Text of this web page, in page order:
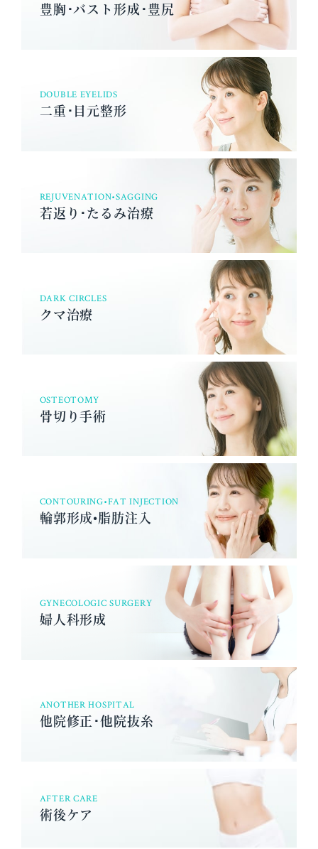
豊胸･バスト形成･豊尻
DOUBLE EYELIDS
二重･目元整形
REJUVENATION•SAGGING
若返り･たるみ治療
DARK CIRCLES
クマ治療
OSTEOTOMY
骨切り手術
CONTOURING•FAT INJECTION
輪郭形成•脂肪注入
GYNECOLOGIC SURGERY
婦人科形成
ANOTHER HOSPITAL
他院修正･他院抜糸
AFTER CARE
術後ケア